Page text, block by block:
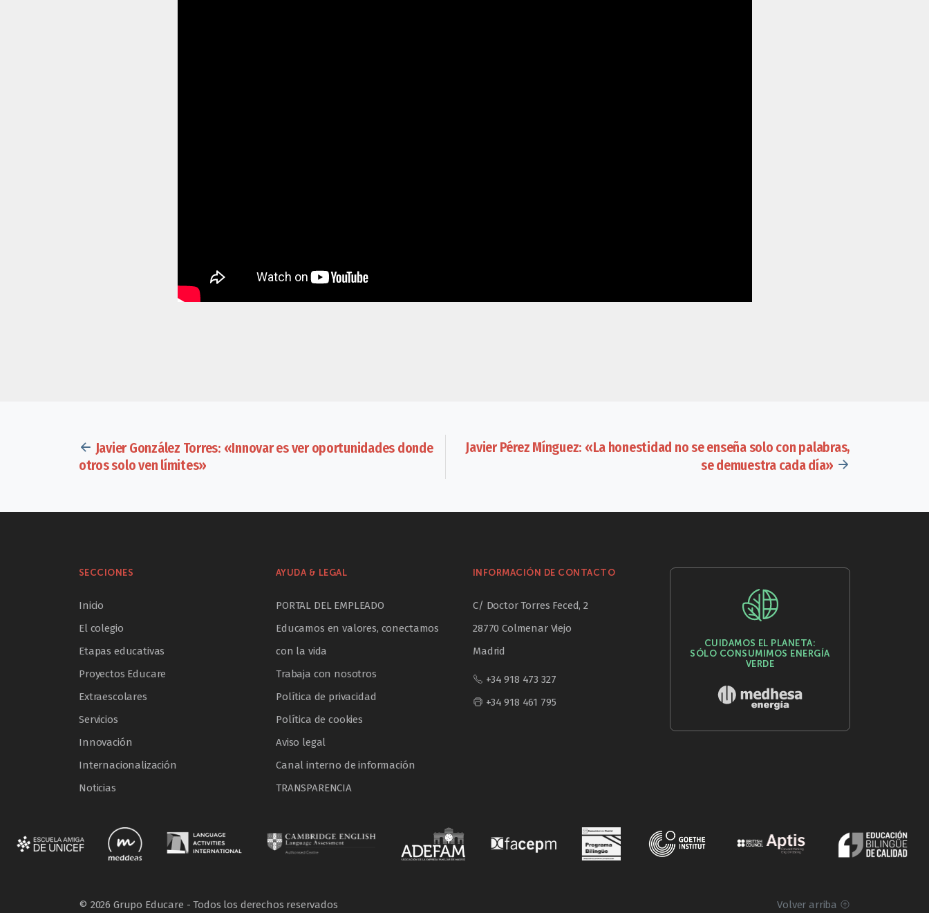
Javier González Torres: «Innovar es ver oportunidades donde
otros solo ven límites»
Javier Pérez Mínguez: «La honestidad no se enseña solo con palabras,
se demuestra cada día»
SECCIONES
Inicio
El colegio
Etapas educativas
Proyectos Educare
Extraescolares
Servicios
Innovación
Internacionalización
Noticias
AYUDA & LEGAL
PORTAL DEL EMPLEADO
Educamos en valores, conectamos
con la vida
Trabaja con nosotros
Política de privacidad
Política de cookies
Aviso legal
Canal interno de información
TRANSPARENCIA
INFORMACIÓN DE CONTACTO
C/ Doctor Torres Feced, 2
28770 Colmenar Viejo
Madrid
+34 918 473 327
+34 918 461 795
CUIDAMOS EL PLANETA:
SÓLO CONSUMIMOS ENERGÍA
VERDE
Volver arriba
© 2026 Grupo Educare - Todos los derechos reservados